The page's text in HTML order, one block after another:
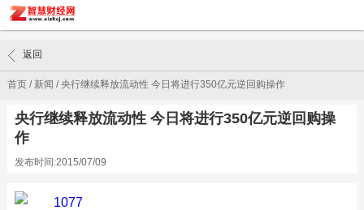
首页/ 新闻 /央行继续释放流动性 今日将进行350亿元逆回购操作
返回
央行继续释放流动性 今日将进行350亿元逆回购操
作
发布时间:2015/07/09